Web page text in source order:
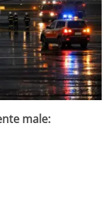
male: